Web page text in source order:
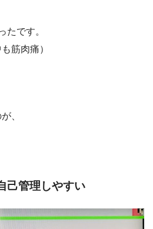
たです。
筋肉痛）
、
己管理しやすい